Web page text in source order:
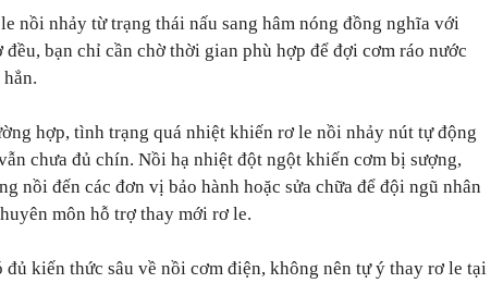
nồi nhảy từ trạng thái nấu sang hâm nóng đồng nghĩa với
đều, bạn chỉ cần chờ thời gian phù hợp để đợi cơm ráo nước
hợp, tình trạng quá nhiệt khiến rơ le nồi nhảy nút tự động
chưa đủ chín. Nồi hạ nhiệt đột ngột khiến cơm bị sượng,
nồi đến các đơn vị bảo hành hoặc sửa chữa để đội ngũ nhân
môn hỗ trợ thay mới rơ le.
đủ kiến thức sâu về nồi cơm điện, không nên tự ý thay rơ le tại